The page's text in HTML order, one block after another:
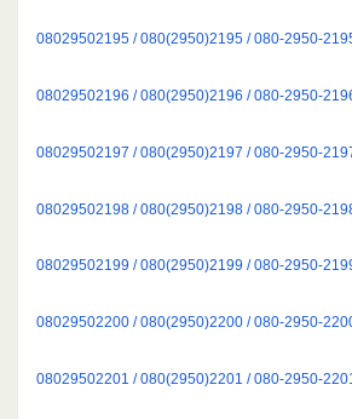
08029502195 / 080(2950)2195 / 080-2950-
08029502196 / 080(2950)2196 / 080-2950-
08029502197 / 080(2950)2197 / 080-2950-
08029502198 / 080(2950)2198 / 080-2950-
08029502199 / 080(2950)2199 / 080-2950-
08029502200 / 080(2950)2200 / 080-2950-
08029502201 / 080(2950)2201 / 080-2950-2201